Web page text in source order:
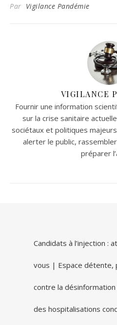
Par Vigilance Pandémie
VIGILANCE
Fournir une information
sur la crise sanitaire
sociétaux et politiques
alerter le public,
préparer
Candidats à l’injection :
vous | Espace détente,
contre la désinformation
des hospitalisations